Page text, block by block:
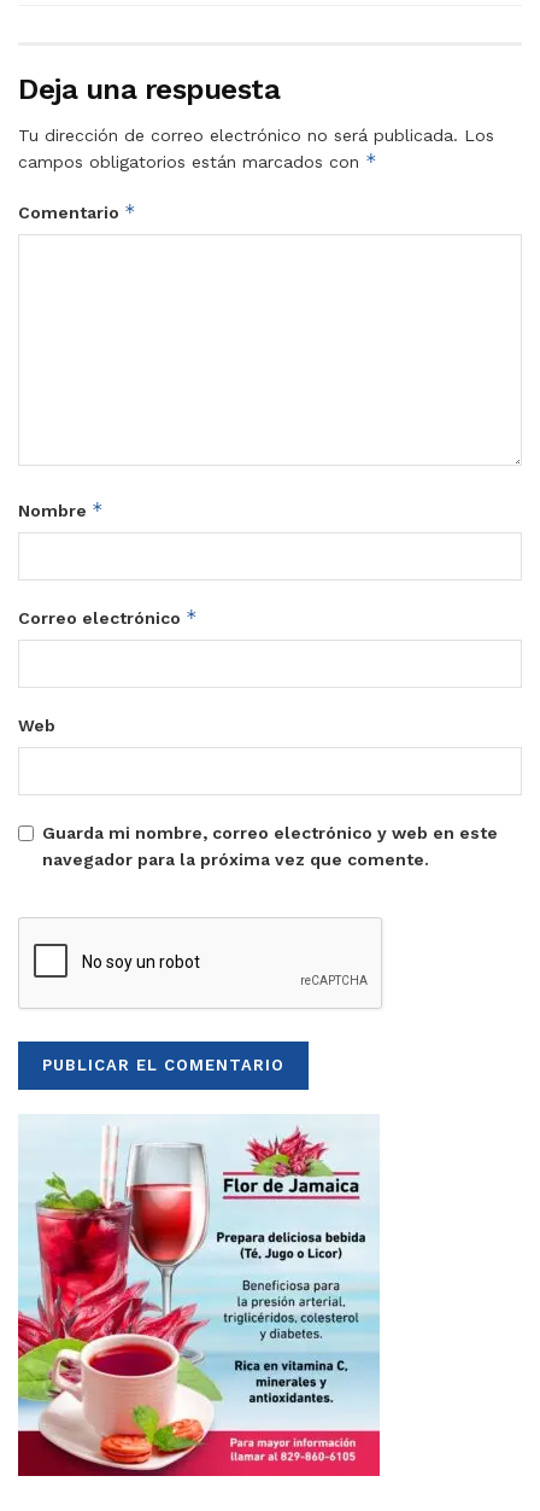
Deja una respuesta
Tu dirección de correo electrónico no será publicada. Los
campos obligatorios están marcados con *
Comentario *
Nombre *
Correo electrónico *
Web
Guarda mi nombre, correo electrónico y web en este
navegador para la próxima vez que comente.